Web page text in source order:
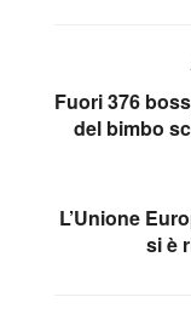
Fuori 376
del bimbo
L’Unione
si è